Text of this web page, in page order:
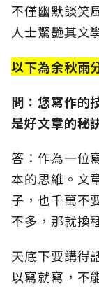
不僅幽默談笑
人士驚艷其文
以下為余秋雨
問：您寫作的
是好文章的秘
答：作為一位
本的思維。文
子，也千萬不
不多，那就換
天底下要講得
以寫就寫，不